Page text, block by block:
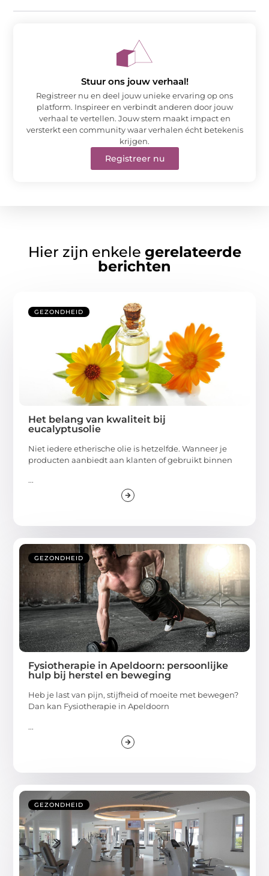
Stuur ons jouw verhaal!
Registreer nu en deel jouw unieke ervaring op ons
platform. Inspireer en verbindt anderen door jouw
verhaal te vertellen. Jouw stem maakt impact en
versterkt een community waar verhalen écht betekenis
krijgen.
Registreer nu
Hier zijn enkele gerelateerde
berichten
GEZONDHEID
Het belang van kwaliteit bij
eucalyptusolie
Niet iedere etherische olie is hetzelfde. Wanneer je
producten aanbiedt aan klanten of gebruikt binnen
...
GEZONDHEID
Fysiotherapie in Apeldoorn: persoonlijke
hulp bij herstel en beweging
Heb je last van pijn, stijfheid of moeite met bewegen?
Dan kan Fysiotherapie in Apeldoorn
...
GEZONDHEID